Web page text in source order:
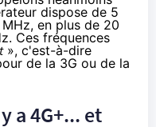
dispose de 5
en plus de 20
Ces fréquences
», c'est-à-dire
de la 3G ou de la
a4G+... et